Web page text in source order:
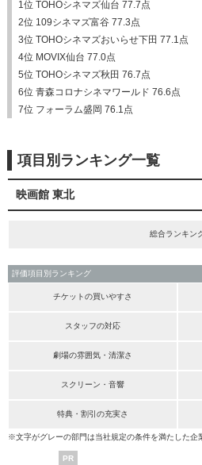
1位 TOHOシネマズ仙台 77.7点
2位 109シネマズ富谷 77.3点
3位 TOHOシネマズおいらせ下田 77.1点
4位 MOVIX仙台 77.0点
5位 TOHOシネマズ秋田 76.7点
6位 青森コロナシネマワールド 76.6点
7位 フォーラム盛岡 76.1点
項目別ランキング一覧
映画館 東北
総合ランキン
評価項目別ランキング
チケットの買いやすさ
スタッフの対応
劇場の雰囲気・清潔さ
スクリーン・音響
特典・割引の充実さ
※文字がグレーの部門は当社規定の条件を満たした企
PR